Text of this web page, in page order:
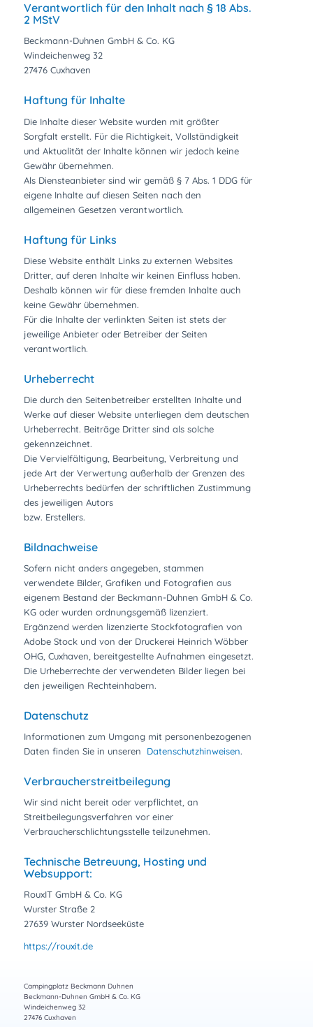
Verantwortlich für den Inhalt nach § 18 Abs.
2 MStV
Beckmann-Duhnen GmbH & Co. KG
Windeichenweg 32
27476 Cuxhaven
Haftung für Inhalte
Die Inhalte dieser Website wurden mit größter
Sorgfalt erstellt. Für die Richtigkeit, Vollständigkeit
und Aktualität der Inhalte können wir jedoch keine
Gewähr übernehmen.
Als Diensteanbieter sind wir gemäß § 7 Abs. 1 DDG für
eigene Inhalte auf diesen Seiten nach den
allgemeinen Gesetzen verantwortlich.
Haftung für Links
Diese Website enthält Links zu externen Websites
Dritter, auf deren Inhalte wir keinen Einfluss haben.
Deshalb können wir für diese fremden Inhalte auch
keine Gewähr übernehmen.
Für die Inhalte der verlinkten Seiten ist stets der
jeweilige Anbieter oder Betreiber der Seiten
verantwortlich.
Urheberrecht
Die durch den Seitenbetreiber erstellten Inhalte und
Werke auf dieser Website unterliegen dem deutschen
Urheberrecht. Beiträge Dritter sind als solche
gekennzeichnet.
Die Vervielfältigung, Bearbeitung, Verbreitung und
jede Art der Verwertung außerhalb der Grenzen des
Urheberrechts bedürfen der schriftlichen Zustimmung
des jeweiligen Autors
bzw. Erstellers.
Bildnachweise
Sofern nicht anders angegeben, stammen
verwendete Bilder, Grafiken und Fotografien aus
eigenem Bestand der Beckmann-Duhnen GmbH & Co.
KG oder wurden ordnungsgemäß lizenziert.
Ergänzend werden lizenzierte Stockfotografien von
Adobe Stock und von der Druckerei Heinrich Wöbber
OHG, Cuxhaven, bereitgestellte Aufnahmen eingesetzt.
Die Urheberrechte der verwendeten Bilder liegen bei
den jeweiligen Rechteinhabern.
Datenschutz
Informationen zum Umgang mit personenbezogenen
Daten finden Sie in unseren Datenschutzhinweisen.
Verbraucherstreitbeilegung
Wir sind nicht bereit oder verpflichtet, an
Streitbeilegungsverfahren vor einer
Verbraucherschlichtungsstelle teilzunehmen.
Technische Betreuung, Hosting und
Websupport:
RouxIT GmbH & Co. KG
Wurster Straße 2
27639 Wurster Nordseeküste
https://rouxit.de
Campingplatz Beckmann Duhnen
Beckmann-Duhnen GmbH & Co. KG
Windeichenweg 32
27476 Cuxhaven